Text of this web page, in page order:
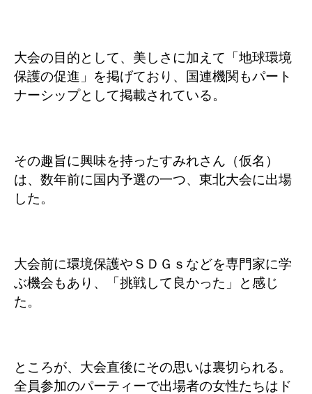
大会の目的として、美しさに加えて「地球環境
保護の促進」を掲げており、国連機関もパート
ナーシップとして掲載されている。
その趣旨に興味を持ったすみれさん（仮名）
は、数年前に国内予選の一つ、東北大会に出場
した。
大会前に環境保護やＳＤＧｓなどを専門家に学
ぶ機会もあり、「挑戦して良かった」と感じ
た。
ところが、大会直後にその思いは裏切られる。
全員参加のパーティーで出場者の女性たちはド